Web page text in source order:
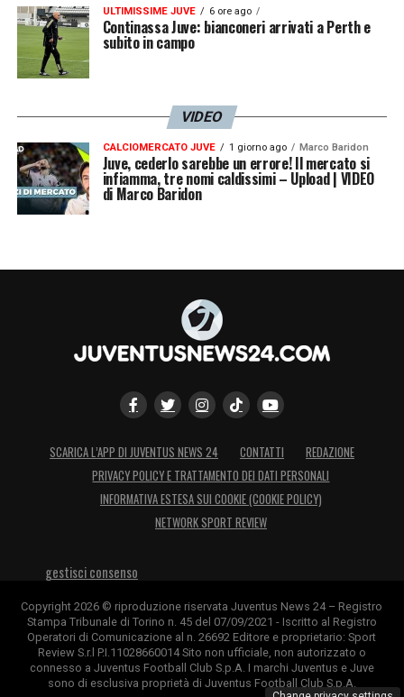
ULTIMISSIME JUVE 6 ore ago
Continassa Juve: bianconeri arrivati a Perth e
subito in campo
VIDEO
CALCIOMERCATO JUVE 1 giorno ago Marco Baridon
Juve, cederlo sarebbe un errore! Il mercato si
infiamma, tre nomi caldissimi – Upload | VIDEO
di Marco Baridon
SCARICA L’APP DI JUVENTUS NEWS 24 CONTATTI
REDAZIONE
PRIVACY POLICY E TRATTAMENTO DEI DATI PERSONALI
INFORMATIVA ESTESA SUI COOKIE (COOKIE POLICY)
NETWORK SPORT REVIEW
gestisci consenso
Copyright 2026 © riproduzione riservata Juventus News 24 – Registro
Stampa Tribunale di Torino n. 45 del 07/09/2021 - Iscritto al Registro
Operatori di Comunicazione al n. 26692 Editore e proprietario: Sport
Review S.r.l P.I.11028660014 Sito non ufficiale, non autorizzato o
connesso a Juventus Football Club S.p.A. I marchi Juventus e Juve
sono di esclusiva proprietà di Juventus Football Club S.p.A.